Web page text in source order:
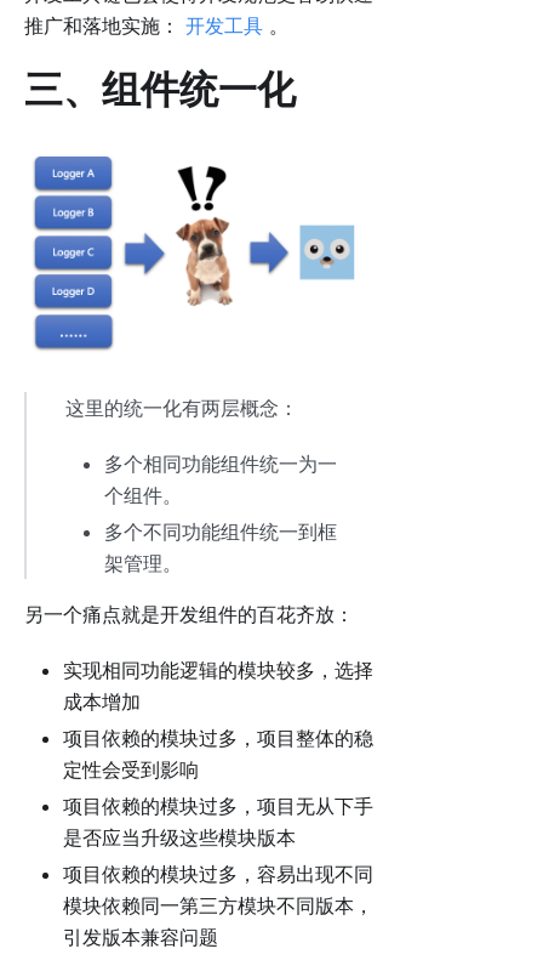
推广和落地实施： 开发工具 。
三、组件统一化
这里的统一化有两层概念：
多个相同功能组件统一为一
个组件。
多个不同功能组件统一到框
架管理。
另一个痛点就是开发组件的百花齐放：
实现相同功能逻辑的模块较多，选择
成本增加
项目依赖的模块过多，项目整体的稳
定性会受到影响
项目依赖的模块过多，项目无从下手
是否应当升级这些模块版本
项目依赖的模块过多，容易出现不同
模块依赖同一第三方模块不同版本，
引发版本兼容问题